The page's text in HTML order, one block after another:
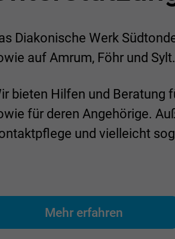
Diakonische Werk
auf Amrum, Föhr und Sylt.
bieten Hilfen und Beratung
für deren Angehörige.
und vielleicht
Mehr erfahren